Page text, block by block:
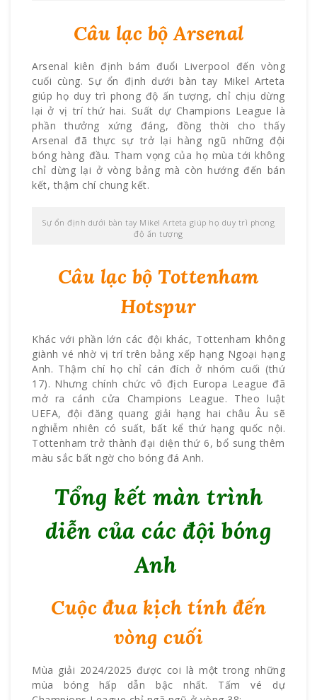
Câu lạc bộ Arsenal
Arsenal kiên định bám đuổi Liverpool đến vòng
cuối cùng. Sự ổn định dưới bàn tay Mikel Arteta
giúp họ duy trì phong độ ấn tượng, chỉ chịu dừng
lại ở vị trí thứ hai. Suất dự Champions League là
phần thưởng xứng đáng, đồng thời cho thấy
Arsenal đã thực sự trở lại hàng ngũ những đội
bóng hàng đầu. Tham vọng của họ mùa tới không
chỉ dừng lại ở vòng bảng mà còn hướng đến bán
kết, thậm chí chung kết.
Sự ổn định dưới bàn tay Mikel Arteta giúp họ duy trì phong
độ ấn tượng
Câu lạc bộ Tottenham
Hotspur
Khác với phần lớn các đội khác, Tottenham không
giành vé nhờ vị trí trên bảng xếp hạng Ngoại hạng
Anh. Thậm chí họ chỉ cán đích ở nhóm cuối (thứ
17). Nhưng chính chức vô địch Europa League đã
mở ra cánh cửa Champions League. Theo luật
UEFA, đội đăng quang giải hạng hai châu Âu sẽ
nghiễm nhiên có suất, bất kể thứ hạng quốc nội.
Tottenham trở thành đại diện thứ 6, bổ sung thêm
màu sắc bất ngờ cho bóng đá Anh.
Tổng kết màn trình
diễn của các đội bóng
Anh
Cuộc đua kịch tính đến
vòng cuối
Mùa giải 2024/2025 được coi là một trong những
mùa bóng hấp dẫn bậc nhất. Tấm vé dự